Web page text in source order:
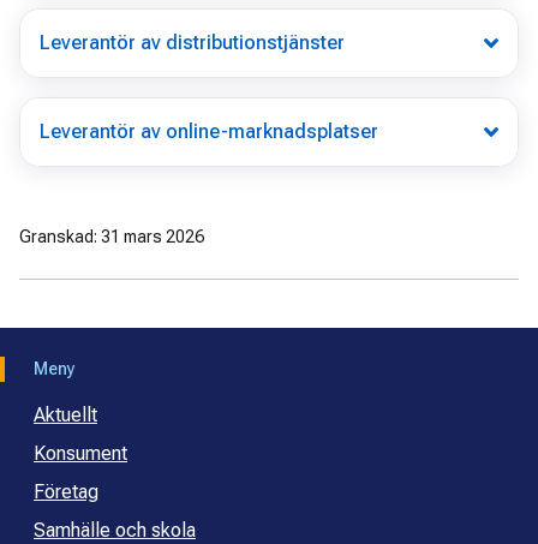
Leverantör av distributionstjänster
Leverantör av online-marknadsplatser
Granskad: 31 mars 2026
Meny
Aktuellt
Konsument
Företag
Samhälle och skola